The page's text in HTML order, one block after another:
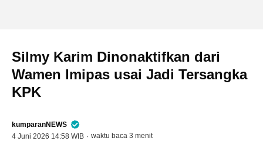
Silmy Karim Dinonaktifkan dari
Wamen Imipas usai Jadi Tersangka
KPK
kumparanNEWS
4 Juni 2026 14:58 WIB · waktu baca 3 menit